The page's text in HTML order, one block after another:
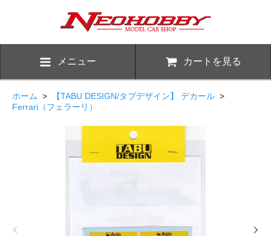
メニュー カートを見る
ホーム > 【TABU DESIGN/タブデザイン】 デカール >
Ferrari（フェラーリ）